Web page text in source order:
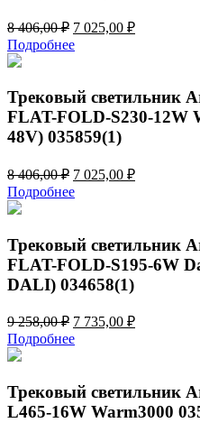
8 406,00₽ Первоначальная
цена
составляла
406,00 ₽.
7 025,00 ₽Текущая
Подробнее
Трековый светильник
FLAT-FOLD-S230-12W
48V) 035859(1)
8 406,00₽ Первоначальная
цена
составляла
406,00 ₽.
7 025,00 ₽Текущая
Подробнее
Трековый светильник
FLAT-FOLD-S195-6W
DALI) 034658(1)
9 258,00₽ Первоначальная
цена
составляла
258,00 ₽.
7 735,00 ₽Текущая
Подробнее
Трековый светильник
L465-16W Warm3000